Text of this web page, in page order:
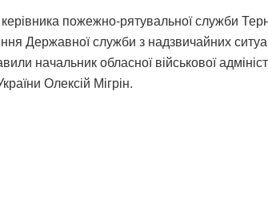
пожежно-рятувальної служби
Державної служби з надзвичайних
начальник обласної військової
Олексій Мігрін.